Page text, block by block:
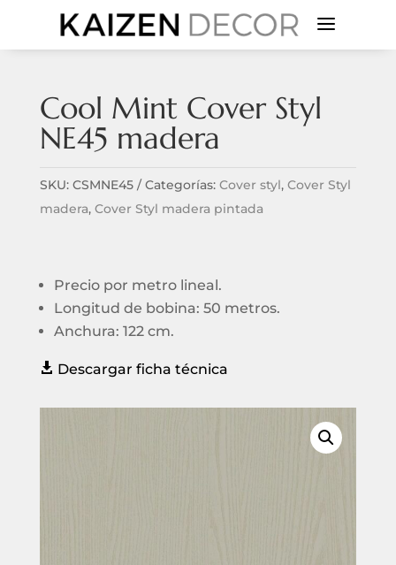
a
Cool Mint Cover Styl
NE45 madera
SKU: CSMNE45 Categorías: Cover styl, Cover Styl
madera, Cover Styl madera pintada
Precio por metro lineal.
Longitud de bobina: 50 metros.
Anchura: 122 cm.
 Descargar ficha técnica